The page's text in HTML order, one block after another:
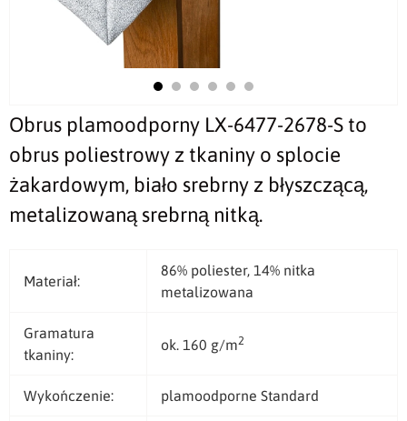
Obrus plamoodporny LX-6477-2678-S to
obrus poliestrowy z tkaniny o splocie
żakardowym, biało srebrny z błyszczącą,
metalizowaną srebrną nitką.
Materiał:
86% poliester, 14% nitka
metalizowana
Gramatura
tkaniny:
ok. 160 g/m2
Wykończenie: plamoodporne Standard